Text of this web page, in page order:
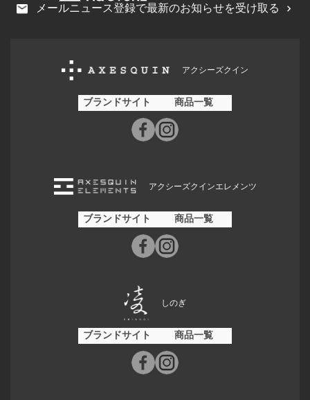
メールニュース登録で最新のお知らせを受け取る
アクシーズクイン
ブランドサイト 商品一覧
アクシーズクインエレメンツ
ブランドサイト 商品一覧
しのぎ
ブランドサイト 商品一覧